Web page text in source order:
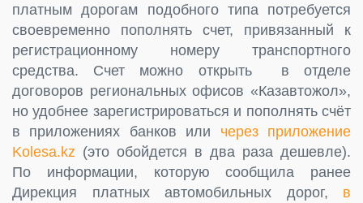
платным дорогам подобного типа потребуется
своевременно пополнять счет, привязанный к
регистрационному номеру транспортного
средства. Счет можно открыть в отделе
договоров региональных офисов «Казавтожол»,
но удобнее зарегистрироваться и пополнять счёт
в приложениях банков или через приложение
Kolesa.kz (это обойдется в два раза дешевле).
По информации, которую сообщила ранее
Дирекция платных автомобильных дорог, в